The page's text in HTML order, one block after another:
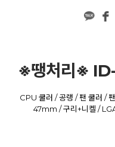
※땡처리※
CPU 쿨러 / 공랭 / 팬 쿨러 /
47mm / 구리+니켈 /